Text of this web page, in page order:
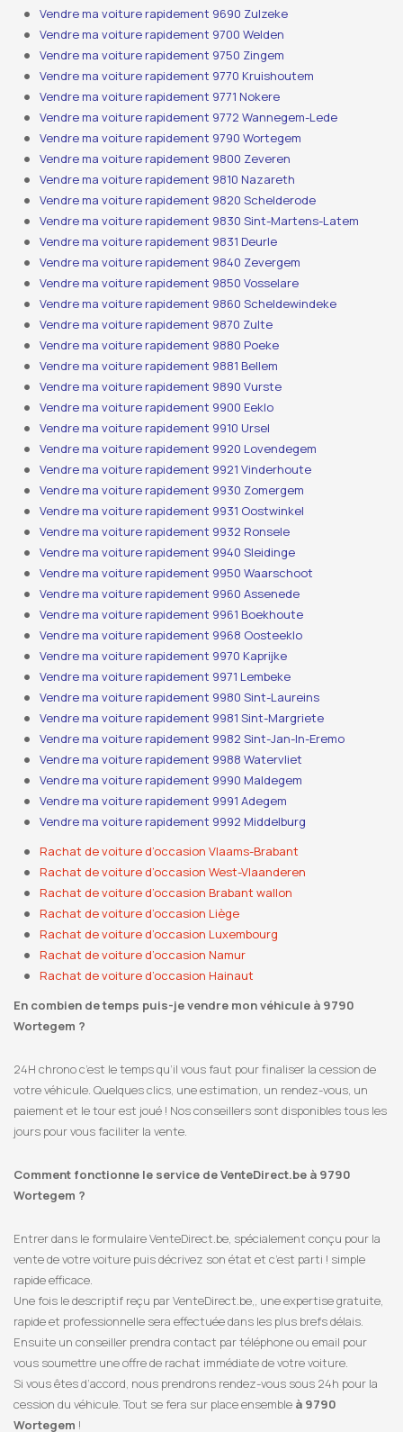
Vendre ma voiture rapidement 9690 Zulzeke
Vendre ma voiture rapidement 9700 Welden
Vendre ma voiture rapidement 9750 Zingem
Vendre ma voiture rapidement 9770 Kruishoutem
Vendre ma voiture rapidement 9771 Nokere
Vendre ma voiture rapidement 9772 Wannegem-Lede
Vendre ma voiture rapidement 9790 Wortegem
Vendre ma voiture rapidement 9800 Zeveren
Vendre ma voiture rapidement 9810 Nazareth
Vendre ma voiture rapidement 9820 Schelderode
Vendre ma voiture rapidement 9830 Sint-Martens-Latem
Vendre ma voiture rapidement 9831 Deurle
Vendre ma voiture rapidement 9840 Zevergem
Vendre ma voiture rapidement 9850 Vosselare
Vendre ma voiture rapidement 9860 Scheldewindeke
Vendre ma voiture rapidement 9870 Zulte
Vendre ma voiture rapidement 9880 Poeke
Vendre ma voiture rapidement 9881 Bellem
Vendre ma voiture rapidement 9890 Vurste
Vendre ma voiture rapidement 9900 Eeklo
Vendre ma voiture rapidement 9910 Ursel
Vendre ma voiture rapidement 9920 Lovendegem
Vendre ma voiture rapidement 9921 Vinderhoute
Vendre ma voiture rapidement 9930 Zomergem
Vendre ma voiture rapidement 9931 Oostwinkel
Vendre ma voiture rapidement 9932 Ronsele
Vendre ma voiture rapidement 9940 Sleidinge
Vendre ma voiture rapidement 9950 Waarschoot
Vendre ma voiture rapidement 9960 Assenede
Vendre ma voiture rapidement 9961 Boekhoute
Vendre ma voiture rapidement 9968 Oosteeklo
Vendre ma voiture rapidement 9970 Kaprijke
Vendre ma voiture rapidement 9971 Lembeke
Vendre ma voiture rapidement 9980 Sint-Laureins
Vendre ma voiture rapidement 9981 Sint-Margriete
Vendre ma voiture rapidement 9982 Sint-Jan-In-Eremo
Vendre ma voiture rapidement 9988 Watervliet
Vendre ma voiture rapidement 9990 Maldegem
Vendre ma voiture rapidement 9991 Adegem
Vendre ma voiture rapidement 9992 Middelburg
Rachat de voiture d’occasion Vlaams-Brabant
Rachat de voiture d’occasion West-Vlaanderen
Rachat de voiture d’occasion Brabant wallon
Rachat de voiture d’occasion Liège
Rachat de voiture d’occasion Luxembourg
Rachat de voiture d’occasion Namur
Rachat de voiture d’occasion Hainaut
En combien de temps puis-je vendre mon véhicule à 9790
Wortegem ?
24H chrono c’est le temps qu’il vous faut pour finaliser la cession de
votre véhicule. Quelques clics, une estimation, un rendez-vous, un
paiement et le tour est joué ! Nos conseillers sont disponibles tous les
jours pour vous faciliter la vente.
Comment fonctionne le service de VenteDirect.be à 9790
Wortegem ?
Entrer dans le formulaire VenteDirect.be, spécialement conçu pour la
vente de votre voiture puis décrivez son état et c’est parti ! simple
rapide efficace.
Une fois le descriptif reçu par VenteDirect.be,, une expertise gratuite,
rapide et professionnelle sera effectuée dans les plus brefs délais.
Ensuite un conseiller prendra contact par téléphone ou email pour
vous soumettre une offre de rachat immédiate de votre voiture.
Si vous êtes d’accord, nous prendrons rendez-vous sous 24h pour la
cession du véhicule. Tout se fera sur place ensemble à 9790
Wortegem !